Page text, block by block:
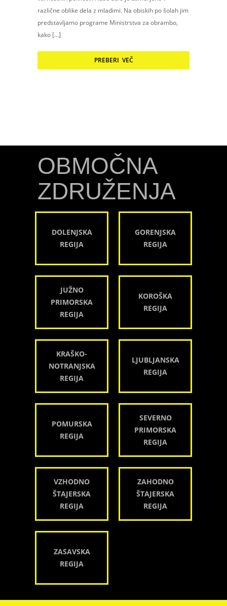
različne oblike dela z mladimi. Na obiskih po šolah jim
predstavljamo programe Ministrstva za obrambo,
kako […]
PREBERI VEČ
OBMOČNA
ZDRUŽENJA
DOLENJSKA
REGIJA
GORENJSKA
REGIJA
JUŽNO
PRIMORSKA
REGIJA
KOROŠKA
REGIJA
KRAŠKO-
NOTRANJSKA
REGIJA
LJUBLJANSKA
REGIJA
POMURSKA
REGIJA
SEVERNO
PRIMORSKA
REGIJA
VZHODNO
ŠTAJERSKA
REGIJA
ZAHODNO
ŠTAJERSKA
REGIJA
ZASAVSKA
REGIJA